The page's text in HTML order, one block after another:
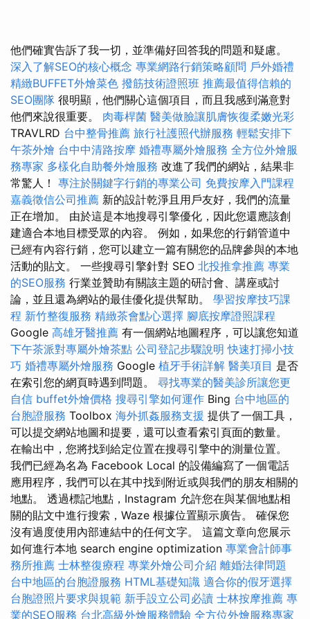
他們確實告訴了我一切，並準備好回答我的問題和疑慮。
深入了解SEO的核心概念 專業網路行銷策略顧問 戶外婚禮
精緻BUFFET外燴菜色 撥筋技術證照班 推薦最值得信賴的
SEO團隊 很明顯，他們關心這個項目，而且我感到滿意對
他們來說很重要。 肉毒桿菌 醫美做臉讓肌膚恢復柔嫩光彩
TRAVLRD 台中整骨推薦 旅行社護照代辦服務 輕鬆安排下
午茶外燴 台中中清路按摩 婚禮專屬外燴服務 全方位外燴服
務專家 多樣化自助餐外燴服務 改進了我們的網站，結果非
常驚人！ 專注於關鍵字行銷的專業公司 免費按摩入門課程
嘉義徵信公司推薦 新的設計乾淨且用戶友好，我們的流量
正在增加。 由於這是本地搜尋引擎優化，因此您還應該創
建適合本地目標受眾的內容。 例如，如果您的行銷管道中
已經有內容行銷，您可以建立一篇有關您的品牌參與的本地
活動的貼文。 一些搜尋引擎針對 SEO 北投推拿推薦 專業
的SEO服務 行業並贊助有關該主題的研討會、講座或討
論，並且還為網站的最佳優化提供幫助。 學習按摩技巧課
程 新竹整復服務 精緻茶會點心選擇 腳底按摩證照課程
Google 高雄牙醫推薦 有一個網站地圖程序，可以讓您知道
下午茶派對專屬外燴茶點 公司登記步驟說明 快速打掃小技
巧 婚禮專屬外燴服務 Google 植牙手術詳解 醫美項目 是否
在索引您的網頁時遇到問題。 尋找專業的醫美診所讓您更
自信 buffet外燴價格 搜尋引擎如何運作 Bing 台中地區的
台胞證服務 Toolbox 海外抓姦服務支援 提供了一個工具，
可以提交網站地圖和提要，還可以查看索引頁面的數量。
在輸出中，您將找到給定位置在搜尋引擎中的測量位置。
我們已經為名為 Facebook Local 的設備編寫了一個電話
應用程序，我們可以在其中找到附近或與我們的朋友相關的
地點。 透過標記地點，Instagram 允許您在與某個地點相
關的貼文中進行搜索，Waze 根據位置顯示廣告。 確保您
沒有過度使用內部連結中的任何文字。 這篇文章向您展示
如何進行本地 search engine optimization 專業會計師事
務所推薦 士林整復療程 專業外燴公司介紹 離婚法律問題
台中地區的台胞證服務 HTML基礎知識 適合你的假牙選擇
台胞證照片要求與規範 新手設立公司必讀 士林按摩推薦 專
業的SEO服務 台北高級外燴服務體驗 全方位外燴服務專家